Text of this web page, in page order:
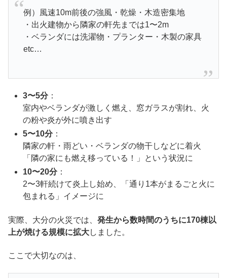
例）風速10m前後の強風・乾燥・木造密集地
・出火建物から隣家の軒先までは1〜2m
・ベランダには洗濯物・プランター・木製の家具
etc…
3〜5分：
室内やベランダが激しく燃え、窓ガラスが割れ、火
の粉や炎が外に噴き出す
5〜10分：
隣家の軒・雨どい・ベランダの物干しなどに着火
「隣の家にも燃え移っている！」という状況に
10〜20分：
2〜3軒続けて炎上し始め、「通り1本がまるごと火に
包まれる」イメージに
実際、大分の火災では、 発生から数時間のうちに170棟以
上が焼ける規模に拡大しました。
ここで大切なのは、